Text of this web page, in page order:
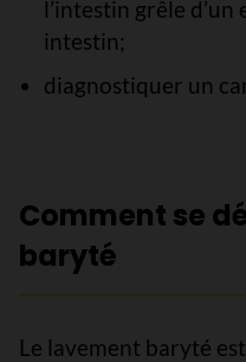
l’intestin grêle
intestin;
diagnostiquer un
Comment se
baryté
Le lavement baryté